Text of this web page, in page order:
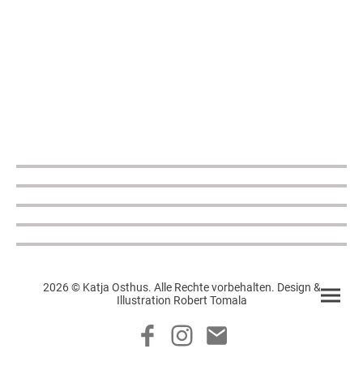
2026 © Katja Osthus. Alle Rechte vorbehalten. Design &
Illustration Robert Tomala